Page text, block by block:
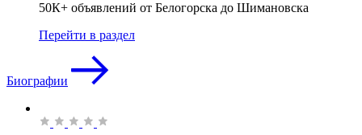
50К+ объявлений от Белогорска до Шимановска
Перейти в раздел
Биографии